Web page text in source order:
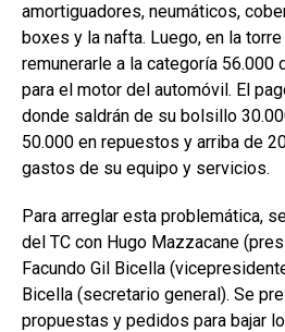
amortiguadores, neumáticos,
boxes y la nafta. Luego, en la
remunerarle a la categoría 56.000
para el motor del automóvil. El
donde saldrán de su bolsillo
50.000 en repuestos y arriba de
gastos de su equipo y servicios.
Para arreglar esta problemática,
del TC con Hugo Mazzacane
Facundo Gil Bicella
Bicella (secretario general). Se
propuestas y pedidos para bajar